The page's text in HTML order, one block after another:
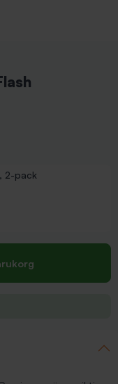
2-pack